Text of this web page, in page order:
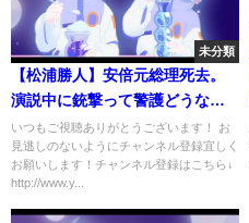
未分類
【松浦勝人】安倍元総理死去。
演説中に銃撃って警護どうなっ
てたんだよ！安倍さんとは飯食
ったことあるけど…（avex,エイ
ベックス,元首相）
いつもご視聴ありがとうございます！ お
見逃しのないようにチャンネル登録宜しく
お願いします！チャンネル登録はこちら↓
http://www.y...